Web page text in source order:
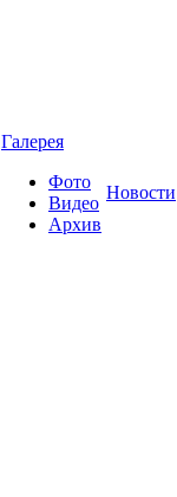
Галерея
Фото
Видео
Архив
Новости